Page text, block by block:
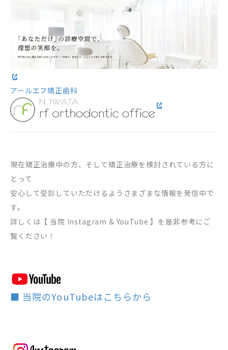
アールエフ矯正歯科
現在矯正治療中の方、そして矯正治療を検討されている方に
とって
安心して受診していただけるようさまざまな情報を発信中で
す。
詳しくは【 当院 Instagram & YouTube 】を是非参考にご
覧ください！
■ 当院のYouTubeはこちらから